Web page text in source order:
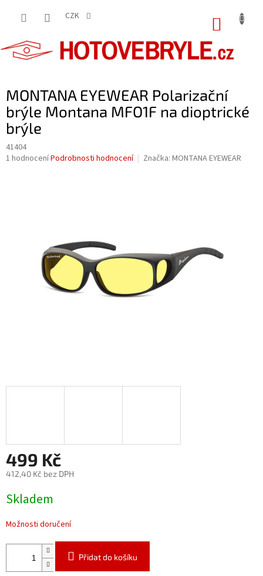
CZK
MONTANA EYEWEAR Polarizační
brýle Montana MFO1F na dioptrické
brýle
41404
Průměrné
1 hodnoceníPodrobnosti hodnocení Značka: MONTANA EYEWEAR
499 Kč
412,40 Kč bez DPH
cena:
Skladem
Možnosti doručení
Přidat do košíku